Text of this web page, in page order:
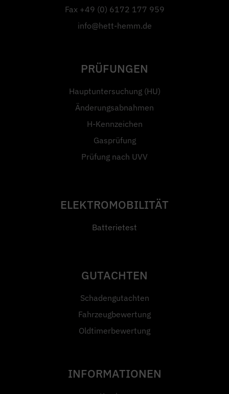
Fax +49 (0) 6172 177 959
info@hett-hemm.de
PRÜFUNGEN
Hauptuntersuchung (HU)
Änderungsabnahmen
H-Kennzeichen
Gasprüfung
Prüfung nach UVV
ELEKTROMOBILITÄT
Batterietest
GUTACHTEN
Schadengutachten
Fahrzeugbewertung
Oldtimerbewertung
INFORMATIONEN